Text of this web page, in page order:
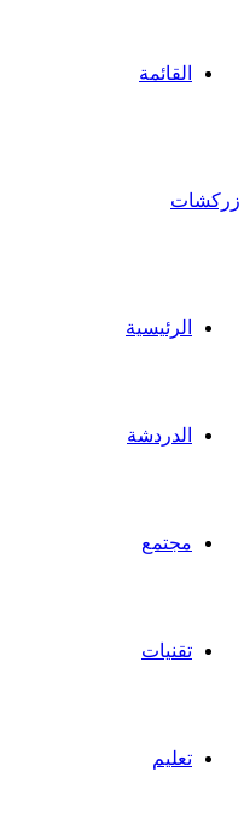
القائمة
زركشات
الرئيسية
الدردشة
مجتمع
تقنيات
تعليم